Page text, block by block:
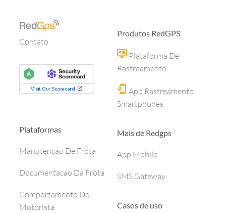
Contato
Plataformas
Manutencao De Frota
Documentacao Da Frota
Comportamento Do
Motorista
Produtos RedGPS
Plataforma De
Rastreamento
App Rastreamento
Smartphones
Mais de Redgps
App Mobile
SMS Gateway
Casos de uso